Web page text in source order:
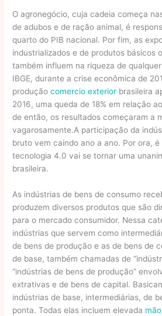
O agronegócio, cuja cadeia começa
de adubos e de ração animal, é
quarto do PIB nacional. Por fim, as
industrializados e de produtos básicos
também influem na riqueza de
IBGE, durante a crise econômica de
produçãocomercio exterior brasileira
2016, uma queda de 18% em relação
de então, os resultados começaram a
vagarosamente.A participação da
bruto vem caindo ano a ano. Por ora,
tecnologia 4.0 vai se tornar uma
brasileira.
As indústrias de bens de consumo
produzem diversos produtos que são
para o mercado consumidor. Nessa
indústrias que servem como
de bens de produção e as de bens de
de base, também chamadas de
“indústrias de bens de produção”
extrativas e de bens de capital.
indústrias de base, intermediárias, de
ponta. Todas elas incluem elevada